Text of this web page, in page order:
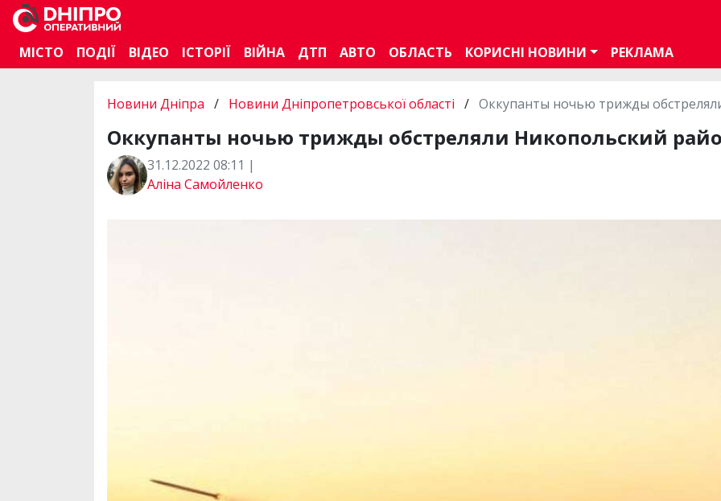
МІСТО
ПОДІЇ ВІДЕО ІСТОРІЇ ВІЙНА ДТП АВТО ОБЛАСТЬ КОРИСНІ НОВИНИ РЕКЛАМА
Новини Дніпра / Новини Дніпропетровської області / Оккупанты ночью трижды
Оккупанты ночью трижды обстреляли Никопольский
31.12.2022 08:11 |
Аліна Самойленко